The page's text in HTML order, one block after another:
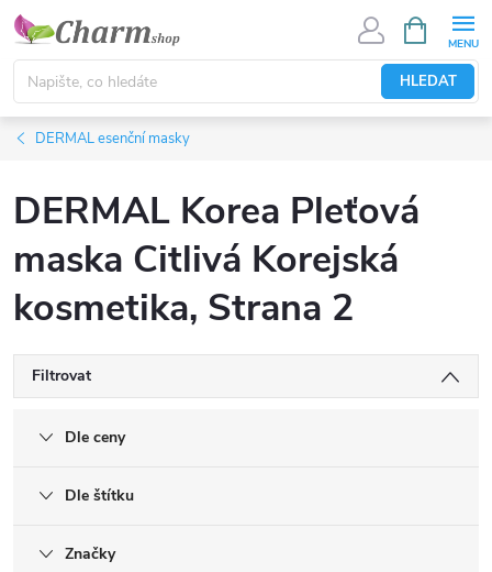
Přejít
obsah
HLEDAT
NÁKUPNÍ
KOŠÍK
DERMAL esenční masky
DERMAL Korea Pleťová
maska Citlivá Korejská
kosmetika, Strana 2
Filtrovat
Dle ceny
Dle štítku
Značky